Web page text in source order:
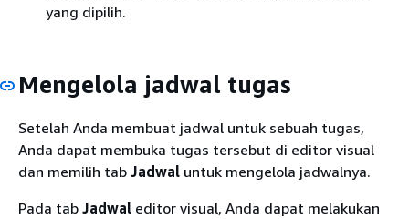
yang dipilih.
Mengelola jadwal tugas
Setelah Anda membuat jadwal untuk sebuah tugas,
Anda dapat membuka tugas tersebut di editor visual
dan memilih tab Jadwal untuk mengelola jadwalnya.
Pada tab Jadwal editor visual, Anda dapat melakukan